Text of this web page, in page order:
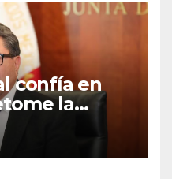
confía en
la
el
el